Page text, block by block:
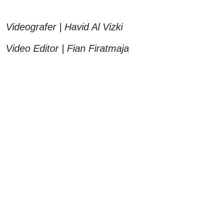
Videografer | Havid Al Vizki
Video Editor | Fian Firatmaja